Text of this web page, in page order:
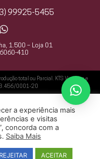
99925-5455
1.500 – Loja 01
410
total ou Parcial. KTS Viagens e
0001-20
- Especialista no Desenvolvimento de Websites
a experiência mais
e visitas
concorda com a
Saiba Mais
REJEITAR ACEITAR